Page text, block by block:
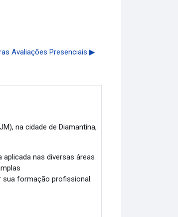
Avaliações Presenciais ▶︎
na cidade de Diamantina,
nas diversas áreas
formação profissional.